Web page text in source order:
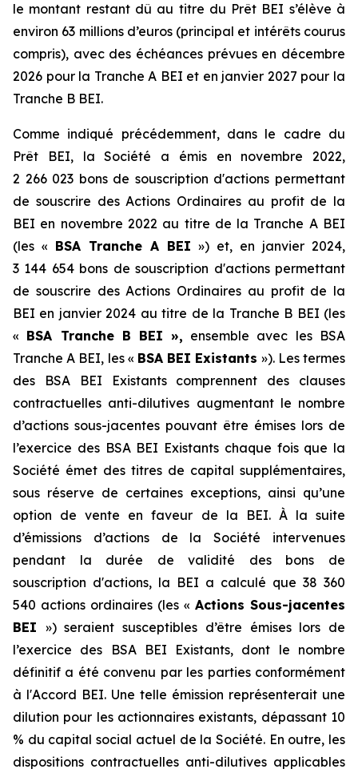
le montant restant dû au titre du Prêt BEI s’élève à
environ 63 millions d’euros (principal et intérêts courus
compris), avec des échéances prévues en décembre
2026 pour la Tranche A BEI et en janvier 2027 pour la
Tranche B BEI.
Comme indiqué précédemment, dans le cadre du
Prêt BEI, la Société a émis en novembre 2022,
2 266 023 bons de souscription d'actions permettant
de souscrire des Actions Ordinaires au profit de la
BEI en novembre 2022 au titre de la Tranche A BEI
(les « BSA Tranche A BEI ») et, en janvier 2024,
3 144 654 bons de souscription d'actions permettant
de souscrire des Actions Ordinaires au profit de la
BEI en janvier 2024 au titre de la Tranche B BEI (les
« BSA Tranche B BEI », ensemble avec les BSA
Tranche A BEI, les « BSA BEI Existants »). Les termes
des BSA BEI Existants comprennent des clauses
contractuelles anti-dilutives augmentant le nombre
d’actions sous-jacentes pouvant être émises lors de
l’exercice des BSA BEI Existants chaque fois que la
Société émet des titres de capital supplémentaires,
sous réserve de certaines exceptions, ainsi qu’une
option de vente en faveur de la BEI. À la suite
d’émissions d’actions de la Société intervenues
pendant la durée de validité des bons de
souscription d'actions, la BEI a calculé que 38 360
540 actions ordinaires (les « Actions Sous-jacentes
BEI ») seraient susceptibles d’être émises lors de
l’exercice des BSA BEI Existants, dont le nombre
définitif a été convenu par les parties conformément
à l'Accord BEI. Une telle émission représenterait une
dilution pour les actionnaires existants, dépassant 10
% du capital social actuel de la Société. En outre, les
dispositions contractuelles anti-dilutives applicables